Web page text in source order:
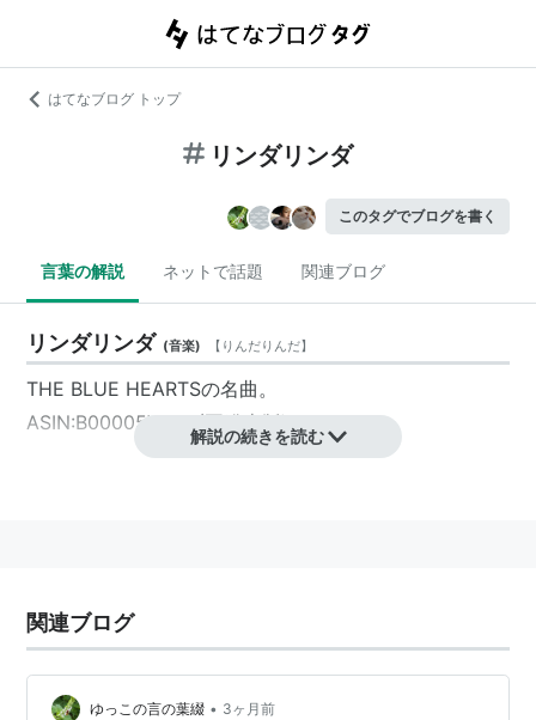
はてなブログ トップ
リンダリンダ
このタグでブログを書く
言葉の解説 ネットで話題 関連ブログ
リンダリンダ (音楽) 【 りんだりんだ】
THE BLUE HEARTSの名曲。
ASIN:B00005V8ZV(再発売版)
解説の続きを読む
関連ブログ
ゆっこの言の葉綴 • 3ヶ月前